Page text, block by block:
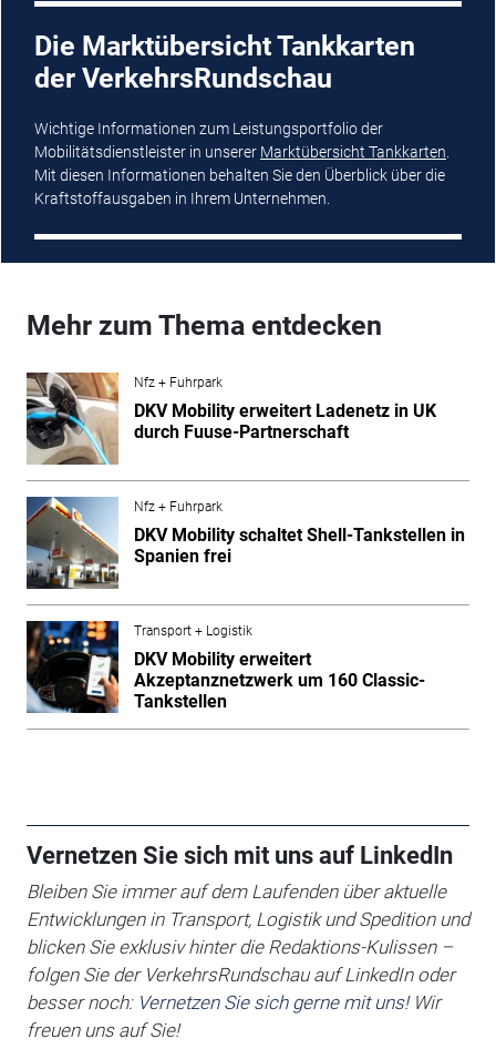
Die Marktübersicht ­Tankkarten
der VerkehrsRundschau
Wichtige Informationen zum Leistungsportfolio der
Mobilitätsdienstleister in unserer Marktübersicht ­Tankkarten
Mit diesen Informationen behalten Sie den Überblick über die
Kraftstoff­ausgaben in Ihrem Unternehmen.
Mehr zum Thema entdecken
Nfz + Fuhrpark
DKV Mobility erweitert Ladenetz in UK
durch Fuuse-Partnerschaft
Nfz + Fuhrpark
DKV Mobility schaltet Shell-Tankstellen in
Spanien frei
Transport + Logistik
DKV Mobility erweitert
Akzeptanznetzwerk um 160 Classic-
Tankstellen
Vernetzen Sie sich mit uns auf LinkedIn
Bleiben Sie immer auf dem Laufenden über aktuelle
Entwicklungen in Transport, Logistik und Spedition und
blicken Sie exklusiv hinter die Redaktions-Kulissen –
folgen Sie der VerkehrsRundschau auf LinkedIn oder
besser noch: Vernetzen Sie sich gerne mit uns!Wir
freuen uns auf Sie!